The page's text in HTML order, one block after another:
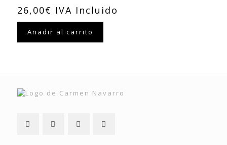
26,00€ IVA Incluido
Añadir al carrito